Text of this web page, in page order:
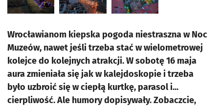
Wrocławianom kiepska pogoda niestraszna w Noc
Muzeów, nawet jeśli trzeba stać w wielometrowej
kolejce do kolejnych atrakcji. W sobotę 16 maja
aura zmieniała się jak w kalejdoskopie i trzeba
było uzbroić się w ciepłą kurtkę, parasol i...
cierpliwość. Ale humory dopisywały. Zobaczcie,